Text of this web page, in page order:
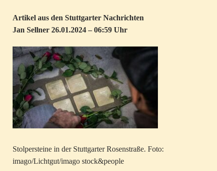
Artikel aus den Stuttgarter Nachrichten
Jan Sellner 26.01.2024 – 06:59 Uhr
Stolpersteine in der Stuttgarter Rosenstraße. Foto:
imago/Lichtgut/imago stock&people